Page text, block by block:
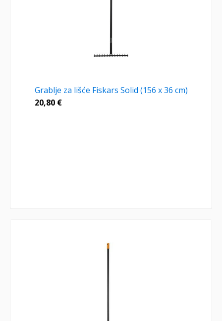
Grablje za lišće Fiskars Solid (156 x 36 cm)
20,80 €